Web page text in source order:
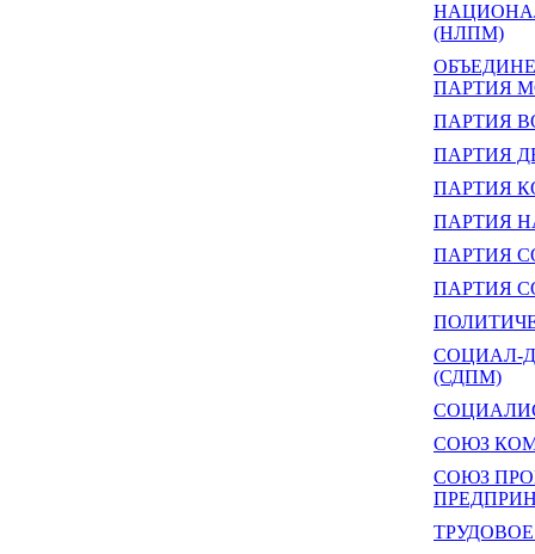
(НЛПМ)
ПАРТИЯ
ПАРТИЯ
ПАРТИЯ
ПАРТИЯ
ПАРТИЯ
ПАРТИЯ
ПАРТИЯ
СОЦИАЛ-
(СДПМ)
СОЮЗ
СОЮЗ